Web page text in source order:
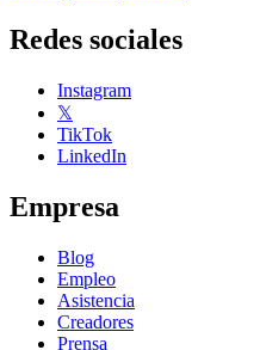
Redes sociales
Instagram
𝕏
TikTok
LinkedIn
Empresa
Blog
Empleo
Asistencia
Creadores
Prensa